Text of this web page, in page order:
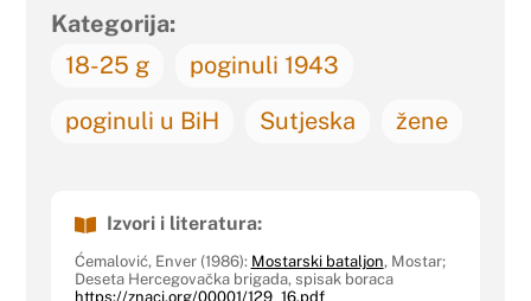
Kategorija:
18-25 g
poginuli 1943
poginuli u BiH
Sutjeska žene
Izvori i literatura:
Ćemalović, Enver (1986): Mostarski bataljon, Mostar;
Deseta Hercegovačka brigada, spisak boraca
https://znaci.org/00001/129_16.pdf